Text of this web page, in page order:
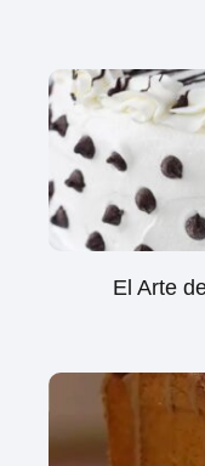
El Arte